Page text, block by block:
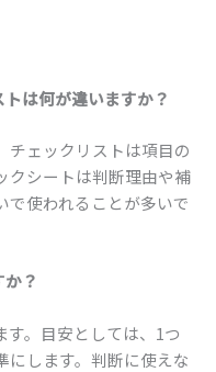
は何が違いますか？
チェックリストは項目の
クシートは判断理由や補
で使われることが多いで
？
す。目安としては、1つ
にします。判断に使えな